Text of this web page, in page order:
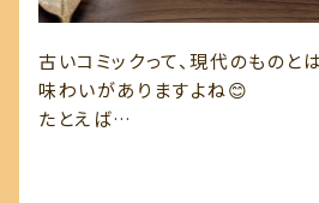
古いコミックって、現代のものと
味わいがありますよね😊
たとえば…